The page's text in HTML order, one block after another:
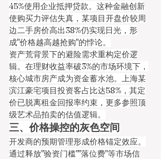
45%使用企业抵押贷款。这种金融创新
使购买力评估失真，某项目开盘价较周
边二手房价高出38%仍实现日光，形
成"价格越高越抢购"的悖论。
资产荒背景下的避险需求重构定价逻
辑。在理财收益率破3%的市场环境下，
核心城市房产成为资金蓄水池。上海某
滨江豪宅项目投资客占比达58%，其定
价已脱离租金回报率约束，更多参照顶
级艺术品拍卖的估值逻辑。
三、价格操控的灰色空间
开发商的预期管理形成价格锚定效应。
通过释放"验资门槛""落位费"等市场信